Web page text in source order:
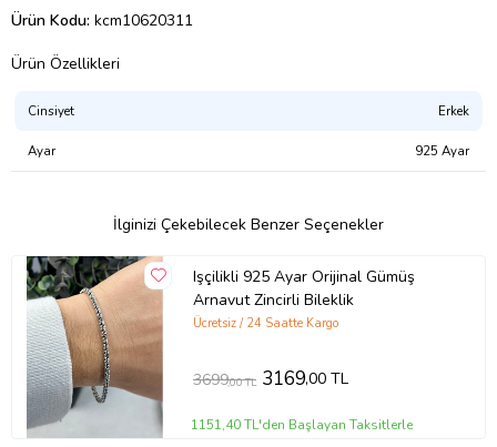
Ürün Kodu: kcm10620311
Ürün Özellikleri
Cinsiyet Erkek
Ayar 925 Ayar
İlginizi Çekebilecek Benzer Seçenekler
Işçilikli 925 Ayar Orijinal Gümüş
Arnavut Zincirli Bileklik
Ücretsiz / 24 Saatte Kargo
3699,00 TL 3169,00 TL
1151,40 TL'den Başlayan Taksitlerle